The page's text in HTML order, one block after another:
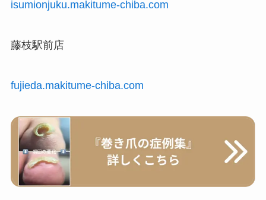
isumionjuku.makitume-chiba.com
藤枝駅前店
fujieda.makitume-chiba.com